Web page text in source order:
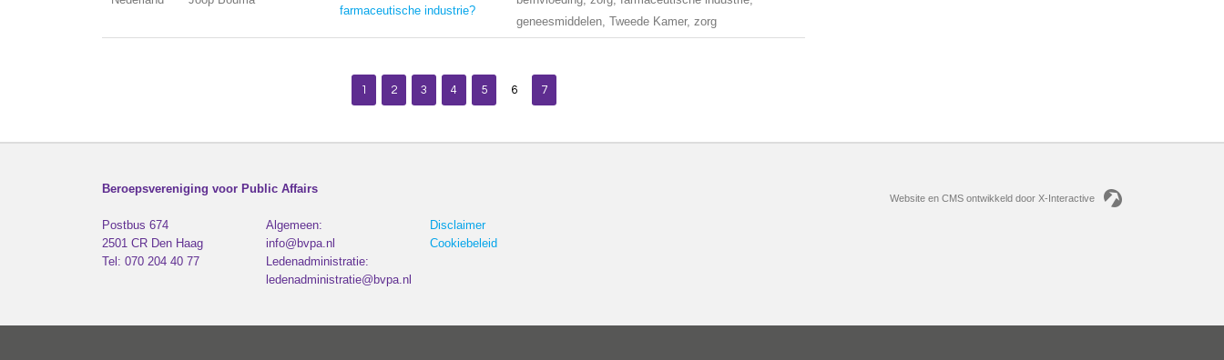
farmaceutische industrie?
geneesmiddelen, Tweede Kamer, zorg
1 2 3 4 5 6 7
Beroepsvereniging voor Public Affairs
Postbus 674
2501 CR Den Haag
Tel: 070 204 40 77
Algemeen:
info@bvpa.nl
Ledenadministratie:
ledenadministratie@bvpa.nl
Disclaimer
Cookiebeleid
Website en CMS ontwikkeld door X-Interactive